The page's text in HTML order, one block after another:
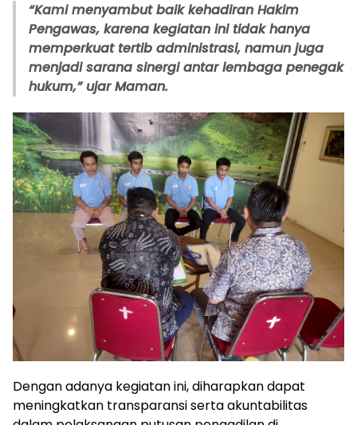
“Kami menyambut baik kehadiran Hakim
Pengawas, karena kegiatan ini tidak hanya
memperkuat tertib administrasi, namun juga
menjadi sarana sinergi antar lembaga penegak
hukum,” ujar Maman.
Dengan adanya kegiatan ini, diharapkan dapat
meningkatkan transparansi serta akuntabilitas